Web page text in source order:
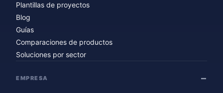
Plantillas de proyectos
Blog
Guías
Comparaciones de productos
Soluciones por sector
EMPRESA